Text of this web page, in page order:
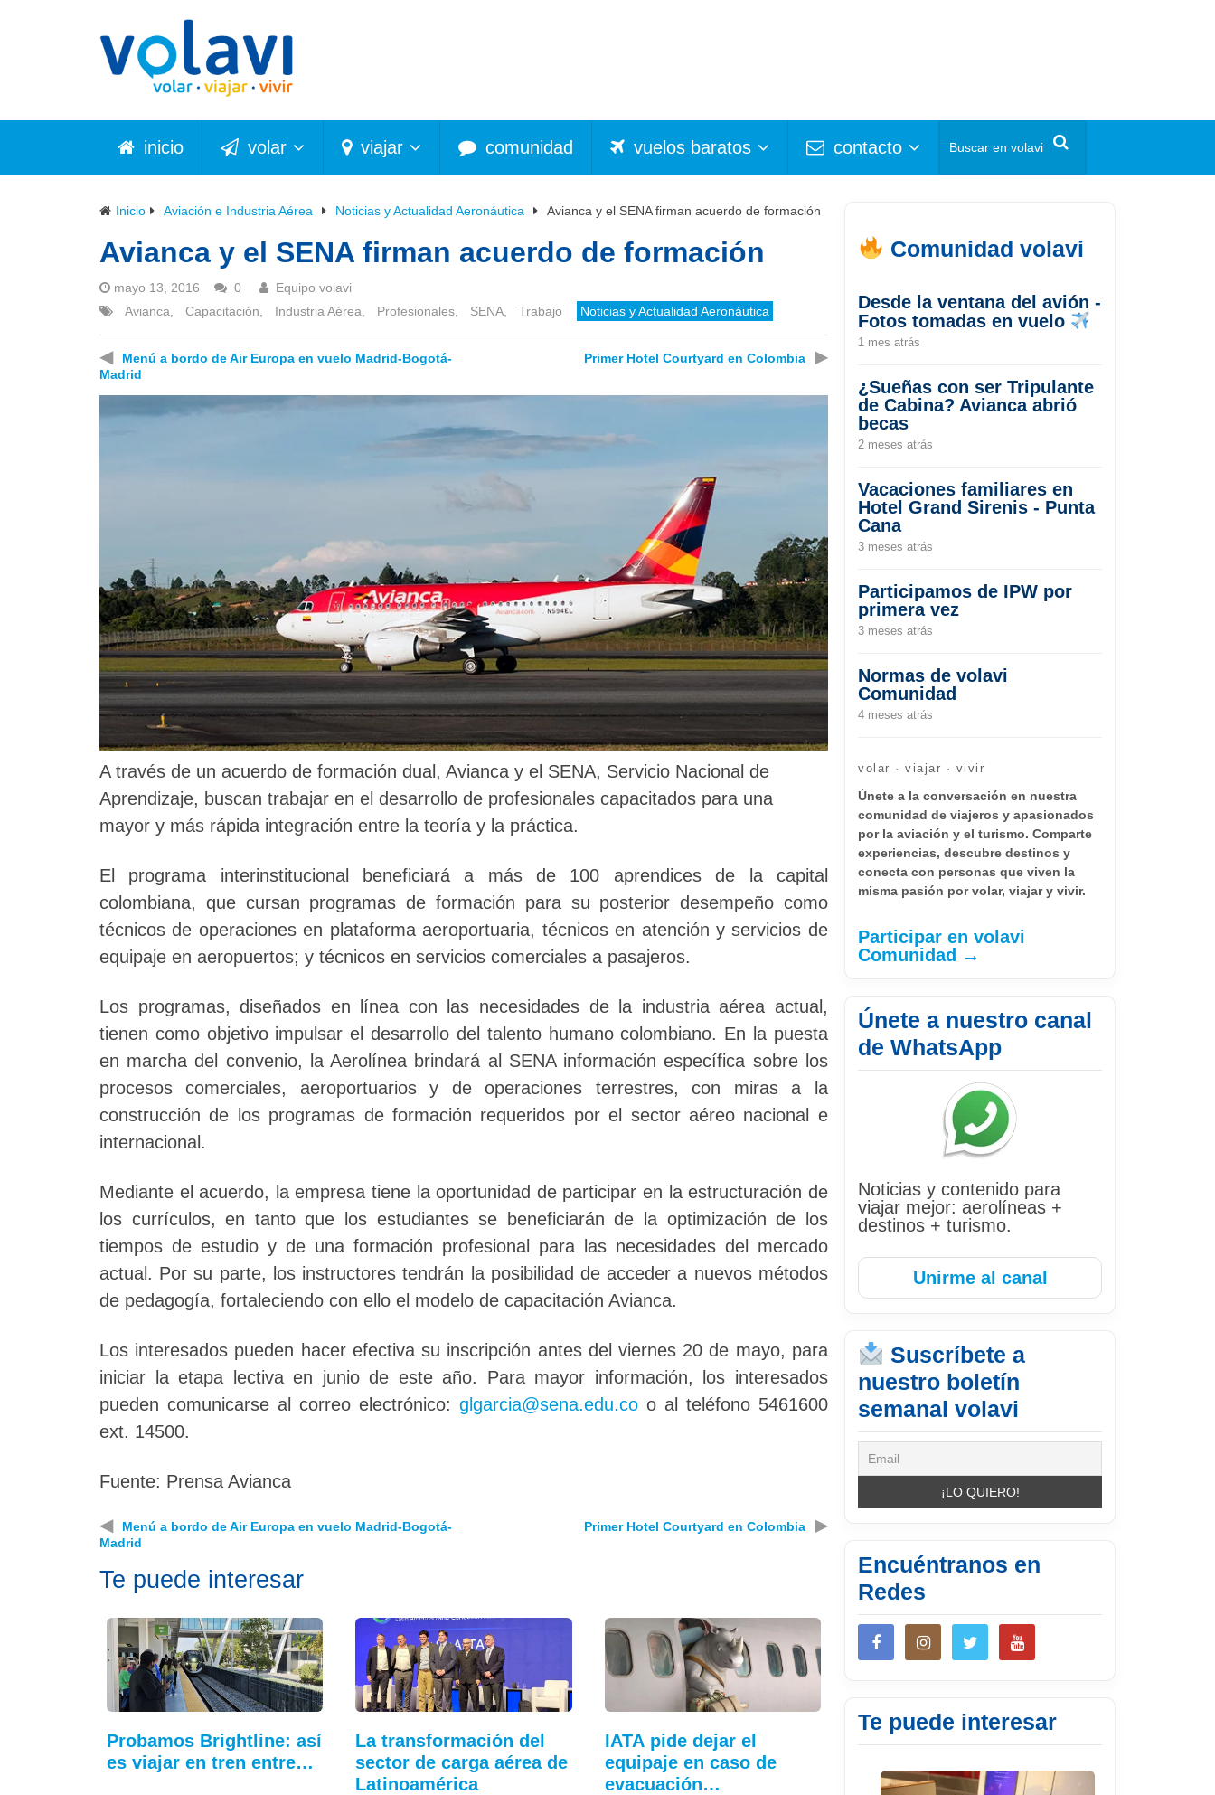
inicio volar viajar comunidad vuelos baratos contacto
Inicio Aviación e Industria Aérea Noticias y Actualidad Aeronáutica Avianca y el SENA firman acuerdo de formación
Avianca y el SENA firman acuerdo de formación
mayo 13, 2016 0
Equipo volavi
Avianca
Capacitación Industria Aérea Profesionales SENA Trabajo Noticias y Actualidad Aeronáutica
◀
Menú a bordo de Air Europa en vuelo Madrid-Bogotá-
Madrid
Primer Hotel Courtyard en Colombia ▶
A través de un acuerdo de formación dual, Avianca y el SENA, Servicio Nacional de
Aprendizaje, buscan trabajar en el desarrollo de profesionales capacitados para una
mayor y más rápida integración entre la teoría y la práctica.
El programa interinstitucional beneficiará a más de 100 aprendices de la capital
colombiana, que cursan programas de formación para su posterior desempeño como
técnicos de operaciones en plataforma aeroportuaria, técnicos en atención y servicios de
equipaje en aeropuertos; y técnicos en servicios comerciales a pasajeros.
Los programas, diseñados en línea con las necesidades de la industria aérea actual,
tienen como objetivo impulsar el desarrollo del talento humano colombiano. En la puesta
en marcha del convenio, la Aerolínea brindará al SENA información específica sobre los
procesos comerciales, aeroportuarios y de operaciones terrestres, con miras a la
construcción de los programas de formación requeridos por el sector aéreo nacional e
internacional.
Mediante el acuerdo, la empresa tiene la oportunidad de participar en la estructuración de
los currículos, en tanto que los estudiantes se beneficiarán de la optimización de los
tiempos de estudio y de una formación profesional para las necesidades del mercado
actual. Por su parte, los instructores tendrán la posibilidad de acceder a nuevos métodos
de pedagogía, fortaleciendo con ello el modelo de capacitación Avianca.
Los interesados pueden hacer efectiva su inscripción antes del viernes 20 de mayo, para
iniciar la etapa lectiva en junio de este año. Para mayor información, los interesados
pueden comunicarse al correo electrónico: glgarcia@sena.edu.coo al teléfono 5461600
ext. 14500.
Fuente: Prensa Avianca
◀
Menú a bordo de Air Europa en vuelo Madrid-Bogotá-
Madrid
Primer Hotel Courtyard en Colombia ▶
Te puede interesar
Probamos Brightline: así
es viajar en tren entre…
La transformación del
sector de carga aérea de
Latinoamérica
IATA pide dejar el
equipaje en caso de
evacuación…
Comunidad volavi
Desde la ventana del avión -
Fotos tomadas en vuelo
1 mes atrás
¿Sueñas con ser Tripulante
de Cabina? Avianca abrió
becas
2 meses atrás
Vacaciones familiares en
Hotel Grand Sirenis - Punta
Cana
3 meses atrás
Participamos de IPW por
primera vez
3 meses atrás
Normas de volavi
Comunidad
4 meses atrás
volar · viajar · vivir
Únete a la conversación en nuestra
comunidad de viajeros y apasionados
por la aviación y el turismo. Comparte
experiencias, descubre destinos y
conecta con personas que viven la
misma pasión por volar, viajar y vivir.
Participar en volavi
Comunidad →
Únete a nuestro canal
de WhatsApp
Noticias y contenido para
viajar mejor: aerolíneas +
destinos + turismo.
Unirme al canal
Suscríbete a
nuestro boletín
semanal volavi
Encuéntranos en
Redes
Te puede interesar